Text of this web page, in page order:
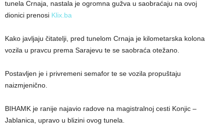
tunela Crnaja, nastala je ogromna gužva u saobraćaju na ovoj
dionici prenosi Klix.ba
Kako javljaju čitatelji, pred tunelom Crnaja je kilometarska kolona
vozila u pravcu prema Sarajevu te se saobraća otežano.
Postavljen je i privremeni semafor te se vozila propuštaju
naizmjenično.
BIHAMK je ranije najavio radove na magistralnoj cesti Konjic –
Jablanica, upravo u blizini ovog tunela.